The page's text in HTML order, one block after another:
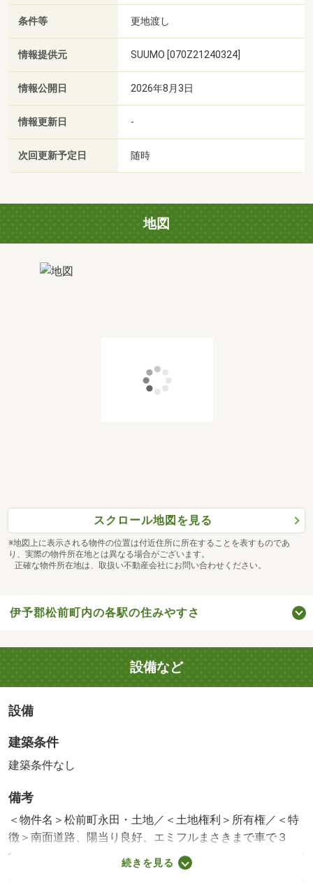
条件等 更地渡し
情報提供元 SUUMO [070Z21240324]
情報公開日 2026年8月3日
情報更新日 -
次回更新予定日 随時
地図
スクロール地図を見る
※地図上に表示される物件の位置は付近住所に所在することを表すものであ
り、実際の物件所在地とは異なる場合がございます。
正確な物件所在地は、取扱い不動産会社にお問い合わせください。
伊予郡松前町内の各駅の住みやすさ
設備など
設備
建築条件
建築条件なし
備考
＜物件名＞松前町永田・土地／＜土地権利＞所有権／＜特
徴＞南面道路、陽当り良好、エミフルまさきまで車で３
分、更地渡し・角地
続きを見る